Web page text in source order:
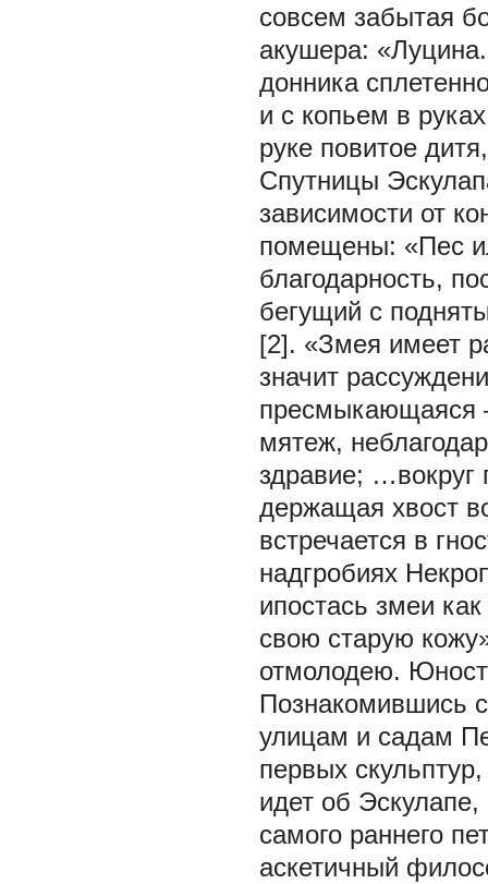
совсем забытая
акушера:
донника
и с копьем в
руке повитое
Спутницы
зависимости от
помещены: «Пес
благодарность,
бегущий с
[2]. «Змея имеет
значит
пресмыкающаяся
мятеж,
здравие; …вокруг
держащая хвост
встречается в
надгробиях
ипостась змеи
свою старую
отмолодею.
Познакомившись
улицам и садам
первых
идет об
самого раннего
аскетичный